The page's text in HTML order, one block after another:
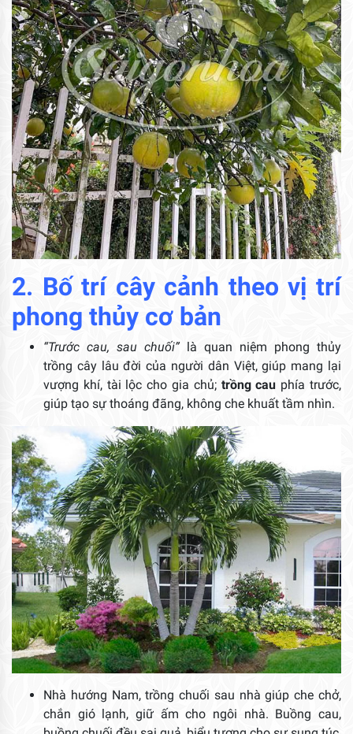
2. Bố trí cây cảnh theo vị trí
phong thủy cơ bản
“Trước cau, sau chuối” là quan niệm phong thủy
trồng cây lâu đời của người dân Việt, giúp mang lại
vượng khí, tài lộc cho gia chủ; trồng cau phía trước,
giúp tạo sự thoáng đãng, không che khuất tầm nhìn.
Nhà hướng Nam, trồng chuối sau nhà giúp che chở,
chắn gió lạnh, giữ ấm cho ngôi nhà. Buồng cau,